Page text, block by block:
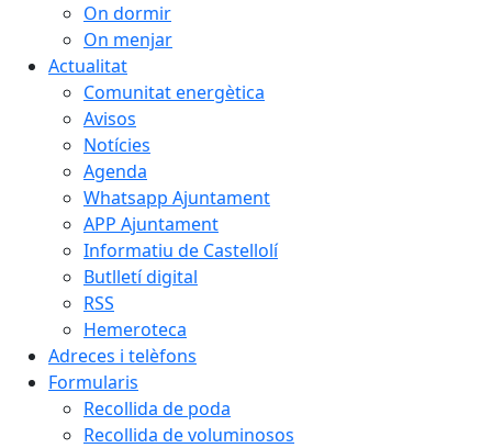
On dormir
On menjar
Actualitat
Comunitat energètica
Avisos
Notícies
Agenda
Whatsapp Ajuntament
APP Ajuntament
Informatiu de Castellolí
Butlletí digital
RSS
Hemeroteca
Adreces i telèfons
Formularis
Recollida de poda
Recollida de voluminosos